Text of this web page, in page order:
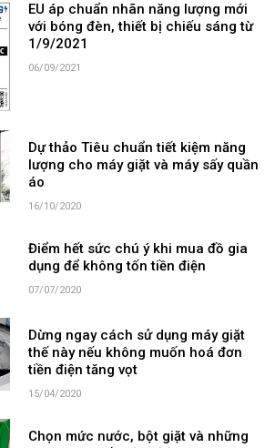
EU áp chuẩn nhãn năng lượng mới
với bóng đèn, thiết bị chiếu sáng từ
1/9/2021
06/09/2021
Dự thảo Tiêu chuẩn tiết kiệm năng
lượng cho máy giặt và máy sấy quần
áo
16/10/2020
Điểm hết sức chú ý khi mua đồ gia
dụng để không tốn tiền điện
07/07/2020
Dừng ngay cách sử dụng máy giặt
thế này nếu không muốn hoá đơn
tiền điện tăng vọt
15/04/2020
Chọn mức nước, bột giặt và những